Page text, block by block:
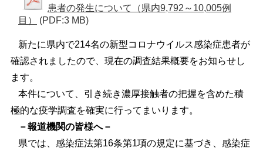
患者の発生について（県内9,792～10,005例
目）
(PDF:3 MB)
新たに県内で214名の新型コロナウイルス感染症患者が
確認されましたので、現在の調査結果概要をお知らせし
ます。
本件について、引き続き濃厚接触者の把握を含めた積
極的な疫学調査を確実に行ってまいります。
－報道機関の皆様へ－
県では、感染症法第16条第1項の規定に基づき、感染症